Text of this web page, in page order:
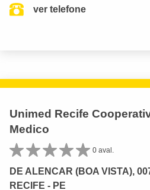
ver telefone
Unimed Recife
Medico
0 aval.
DE ALENCAR (BOA VISTA),
RECIFE - PE